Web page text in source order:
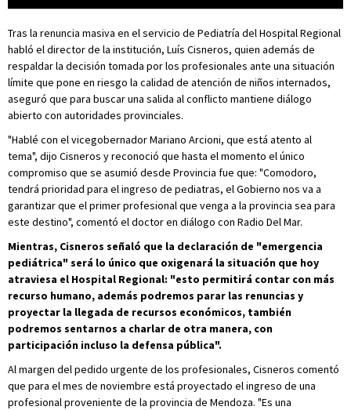
Tras la renuncia masiva en el servicio de Pediatría del Hospital Regional
habló el director de la institución, Luís Cisneros, quien además de
respaldar la decisión tomada por los profesionales ante una situación
límite que pone en riesgo la calidad de atención de niños internados,
aseguró que para buscar una salida al conflicto mantiene diálogo
abierto con autoridades provinciales.
"Hablé con el vicegobernador Mariano Arcioni, que está atento al
tema", dijo Cisneros y reconoció que hasta el momento el único
compromiso que se asumió desde Provincia fue que: "Comodoro,
tendrá prioridad para el ingreso de pediatras, el Gobierno nos va a
garantizar que el primer profesional que venga a la provincia sea para
este destino", comentó el doctor en diálogo con Radio Del Mar.
Mientras, Cisneros señaló que la declaración de "emergencia
pediátrica" será lo único que oxigenará la situación que hoy
atraviesa el Hospital Regional: "esto permitirá contar con más
recurso humano, además podremos parar las renuncias y
proyectar la llegada de recursos económicos, también
podremos sentarnos a charlar de otra manera, con
participación incluso la defensa pública".
Al margen del pedido urgente de los profesionales, Cisneros comentó
que para el mes de noviembre está proyectado el ingreso de una
profesional proveniente de la provincia de Mendoza. "Es una